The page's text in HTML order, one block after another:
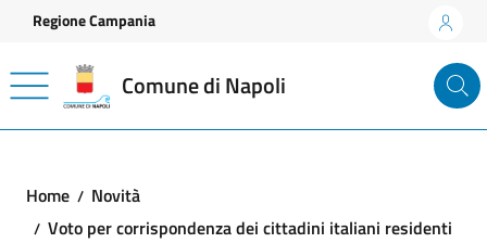
Vai ai contenuti
Vai al footer
Regione Campania
Comune di Napoli
Home
Novità
Voto per corrispondenza dei cittadini italiani residenti